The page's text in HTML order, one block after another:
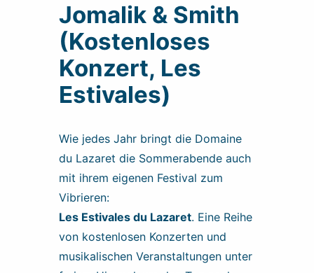
Jomalik & Smith
(Kostenloses
Konzert, Les
Estivales)
Wie jedes Jahr bringt die Domaine
du Lazaret die Sommerabende auch
mit ihrem eigenen Festival zum
Vibrieren:
Les Estivales du Lazaret. Eine Reihe
von kostenlosen Konzerten und
musikalischen Veranstaltungen unter